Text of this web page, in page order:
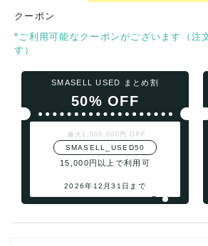
クーポン
*ご利用可能なクーポンがございます（注
す）
SMASELL USED まとめ割
50% OFF
最大1,000,000円 OFF
SMASELL_USED50
15,000円以上で利用可
2026年12月31日まで